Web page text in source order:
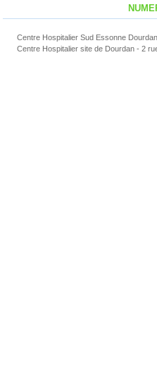
Centre Hospitalier Sud Essonne
Centre Hospitalier site de Dourdan - 2